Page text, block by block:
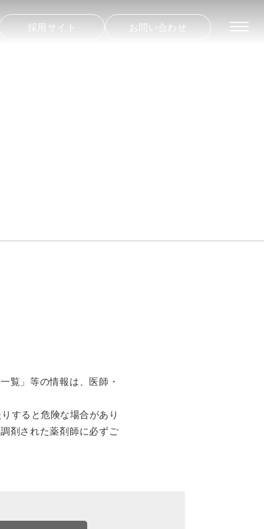
採用サイト お問い合わせ
覧」等の情報は、医師・
すると危険な場合があり
剤された薬剤師に必ずご